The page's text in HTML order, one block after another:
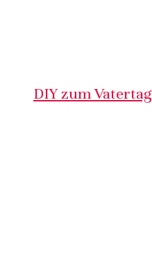
DIY zum Vatertag